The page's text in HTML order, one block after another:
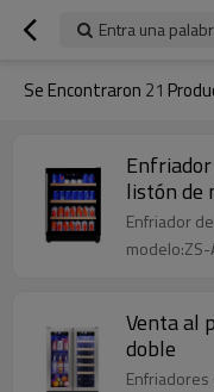
Entra una
Se Encontraron 21
listón de
Enfriador
Venta al
doble